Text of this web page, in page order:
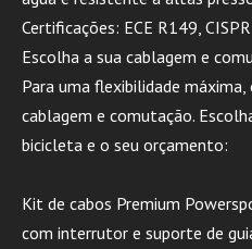
Certificações: ECE R149,
Escolha a sua cablagem e
Para uma flexibilidade
cablagem e comutação.
bicicleta e o seu orçamento:
Kit de cabos Premium
com interrutor e suporte de